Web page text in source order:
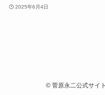
2025年6月4日
©菅原永二公式サイ